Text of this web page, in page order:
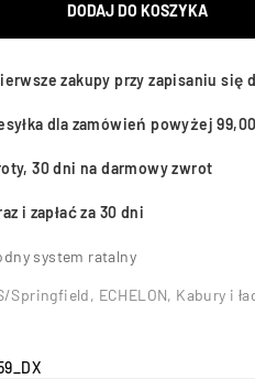
DODAJ DO KOSZYKA
zakupy przy zapisaniu się
dla zamówień powyżej 99,00
30 dni na darmowy zwrot
i zapłać za 30 dni
system ratalny
Springfield, ECHELON, Kabury i